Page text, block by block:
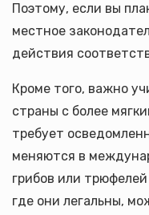
Поэтому, если вы
местное
действия
Кроме того, важно
страны с более
требует
меняются в
грибов или
где они легальны,